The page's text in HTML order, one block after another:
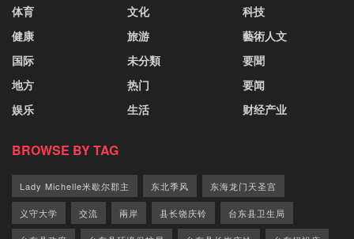
体育
健康
国际
地方
娱乐
文化
旅游
未分類
热门
生活
科技
藝術人文
要聞
要闻
财经产业
BROWSE BY TAG
Lady Michelle米歇尔郡主 东北季风 东海龙门天圣宫
义守大学 交流 兩岸 县长饶庆铃 台东县卫生局